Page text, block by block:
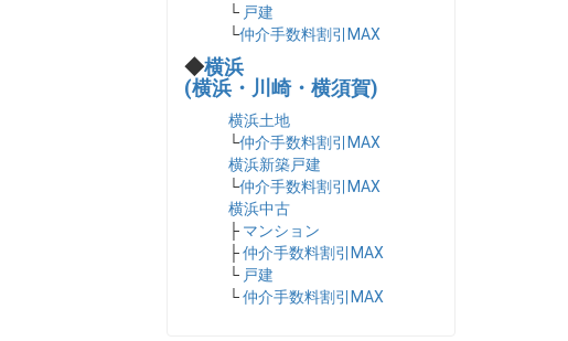
└ 戸建
└仲介手数料割引MAX
◆横浜
(横浜・川崎・横須賀)
横浜土地
└仲介手数料割引MAX
横浜新築戸建
└仲介手数料割引MAX
横浜中古
├ マンション
├仲介手数料割引MAX
└ 戸建
└仲介手数料割引MAX